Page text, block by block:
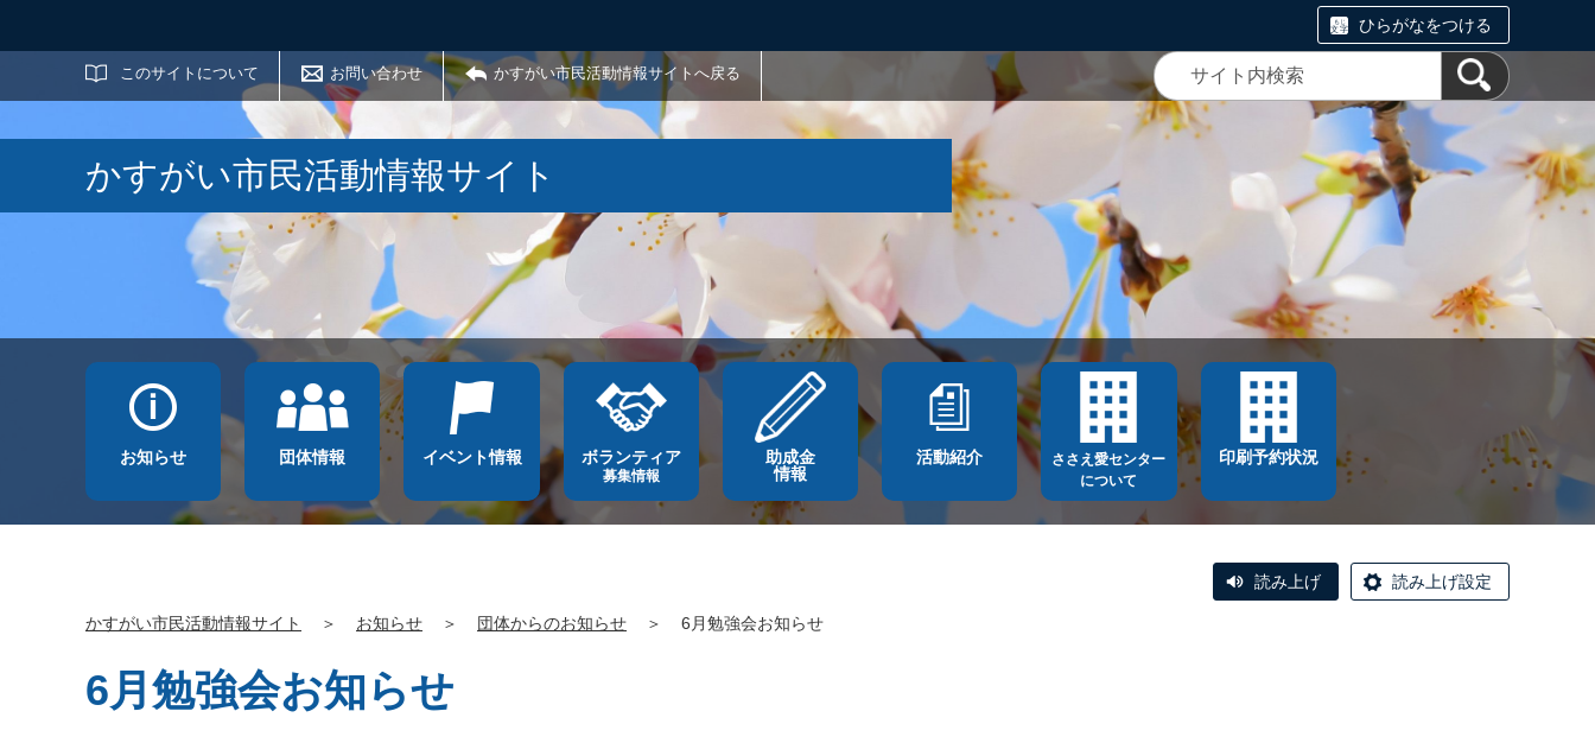
ひらがなをつける
このサイトについて お問い合わせ かすがい市民活動情報サイトへ戻る
サイト内検索
かすがい市民活動情報サイト
お知らせ 団体情報 イベント情報 ボランティア
募集情報
助成金
情報
活動紹介
ささえ愛センター
について
印刷予約状況
読み上げ 読み上げ設定
かすがい市民活動情報サイト ＞ お知らせ ＞ 団体からのお知らせ ＞ 6月勉強会お知らせ
6月勉強会お知らせ